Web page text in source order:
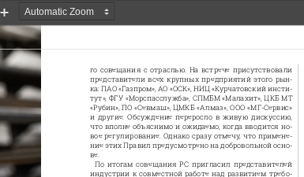
Zoom
In
го совещания с отраслью. На встрече присутствовали
представители всех крупных предприятий этого рын-
ка: ПАО «Газпром», АО «ОСК», НИЦ «Курчатовский инсти-
тут», ФГУ «Морспасслужба», СПМБМ «Малахит», ЦКБ МТ
«Рубин», ПО «Севмаш», ЦМКБ «Алмаз», ООО «МГ-Сервис»
и другие. Обсуждение переросло в живую дискуссию,
что вполне объяснимо и ожидаемо, когда вводится но-
вое регулирование. Однако сразу отмечу, что примене-
ние этих Правил предусмотрено на добровольной осно-
ве.
По итогам совещания РС пригласил представителей
индустрии к совместной работе над развитием требо-